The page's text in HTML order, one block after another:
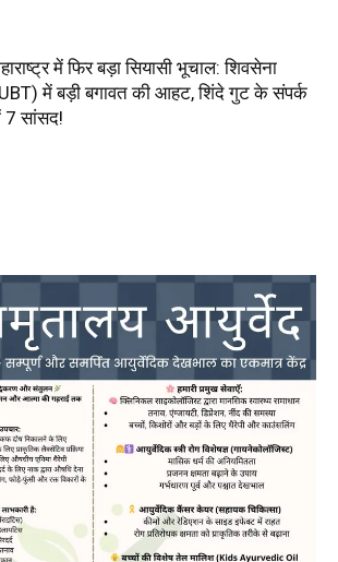
में फिर बड़ा सियासी भूचाल: शिवसेना
में बड़ी बगावत की आहट, शिंदे गुट के संपर्क
7 सांसद!